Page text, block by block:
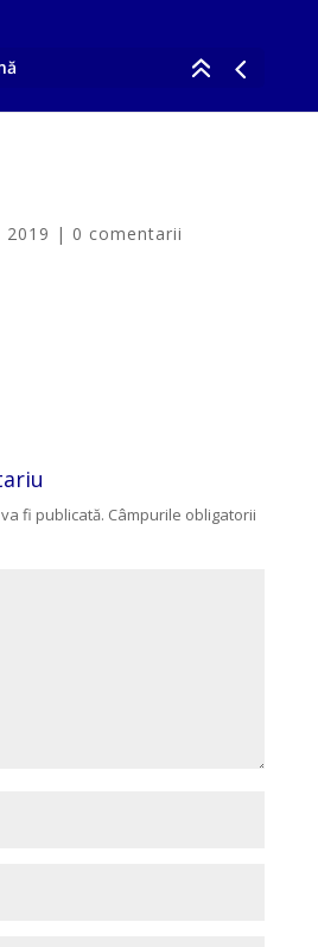
2019 | 0 comentarii
fi publicată. Câmpurile obligatorii